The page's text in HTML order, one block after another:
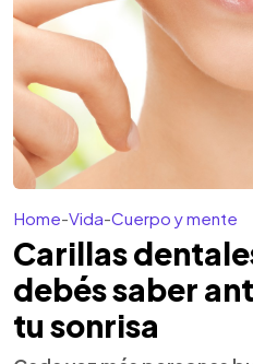
Home-Vida-Cuerpo y mente
Carillas
debés saber
tu sonrisa